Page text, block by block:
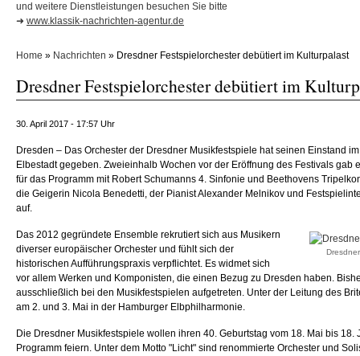
und weitere Dienstleistungen besuchen Sie bitte
➜ www.klassik-nachrichten-agentur.de
Home » Nachrichten » Dresdner Festspielorchester debütiert im Kulturpalast
Dresdner Festspielorchester debütiert im
30. April 2017 - 17:57 Uhr
Dresden – Das Orchester der Dresdner Musikfestspiele hat seinen Einstand
Elbestadt gegeben. Zweieinhalb Wochen vor der Eröffnung des Festivals gab
für das Programm mit Robert Schumanns 4. Sinfonie und Beethovens
die Geigerin Nicola Benedetti, der Pianist Alexander Melnikov und
auf.
Das 2012 gegründete Ensemble rekrutiert sich aus Musikern
diverser europäischer Orchester und fühlt sich der
historischen Aufführungspraxis verpflichtet. Es widmet sich
vor allem Werken und Komponisten, die einen Bezug zu Dresden haben.
ausschließlich bei den Musikfestspielen aufgetreten. Unter der Leitung des
am 2. und 3. Mai in der Hamburger Elbphilharmonie.
Die Dresdner Musikfestspiele wollen ihren 40. Geburtstag vom 18. Mai bis 18.
Programm feiern. Unter dem Motto "Licht" sind renommierte Orchester und